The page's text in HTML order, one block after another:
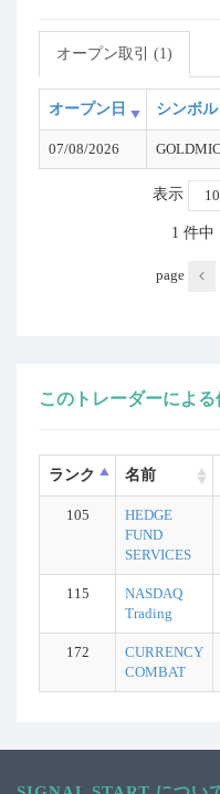
オープン取引 (1)
オープン日 シンボル
07/08/2026
表示
1 件中
page
このトレーダーによ
ランク 名前
105
HEDGE
FUND
SERVICES
115
NASDAQ
Trading
172
CURRENCY
COMBAT